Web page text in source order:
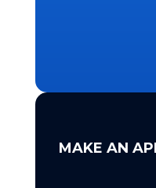
MAKE AN